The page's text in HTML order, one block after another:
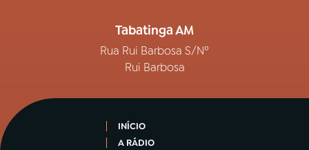
Tabatinga AM
Rua Rui Barbosa S/Nº
Rui Barbosa
INÍCIO
A RÁDIO